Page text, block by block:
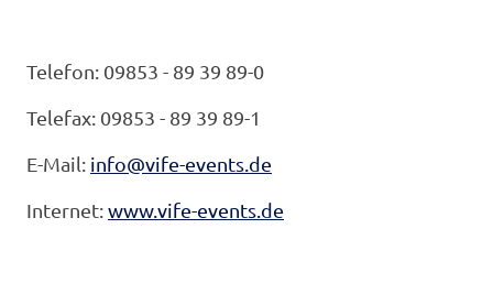
Telefon: 09853 - 89 39 89-0
Telefax: 09853 - 89 39 89-1
E-Mail: info@vife-events.de
Internet:www.vife-events.de